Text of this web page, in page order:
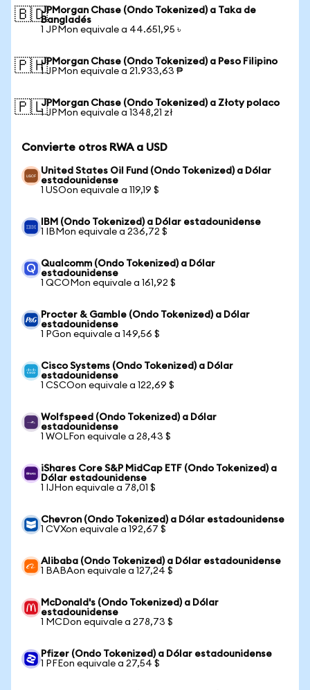
🇧🇩JPMorgan Chase (Ondo Tokenized) a Taka de
Bangladés
1 JPMon equivale a 44.651,95 ৳
🇵🇭JPMorgan Chase (Ondo Tokenized) a Peso Filipino
1 JPMon equivale a 21.933,63 ₱
🇵🇱JPMorgan Chase (Ondo Tokenized) a Złoty polaco
1 JPMon equivale a 1348,21 zł
Convierte otros RWA a USD
United States Oil Fund (Ondo Tokenized) a Dólar
estadounidense
1 USOon equivale a 119,19 $
IBM (Ondo Tokenized) a Dólar estadounidense
1 IBMon equivale a 236,72 $
Qualcomm (Ondo Tokenized) a Dólar
estadounidense
1 QCOMon equivale a 161,92 $
Procter & Gamble (Ondo Tokenized) a Dólar
estadounidense
1 PGon equivale a 149,56 $
Cisco Systems (Ondo Tokenized) a Dólar
estadounidense
1 CSCOon equivale a 122,69 $
Wolfspeed (Ondo Tokenized) a Dólar
estadounidense
1 WOLFon equivale a 28,43 $
iShares Core S&P MidCap ETF (Ondo Tokenized) a
Dólar estadounidense
1 IJHon equivale a 78,01 $
Chevron (Ondo Tokenized) a Dólar estadounidense
1 CVXon equivale a 192,67 $
Alibaba (Ondo Tokenized) a Dólar estadounidense
1 BABAon equivale a 127,24 $
McDonald's (Ondo Tokenized) a Dólar
estadounidense
1 MCDon equivale a 278,73 $
Pfizer (Ondo Tokenized) a Dólar estadounidense
1 PFEon equivale a 27,54 $